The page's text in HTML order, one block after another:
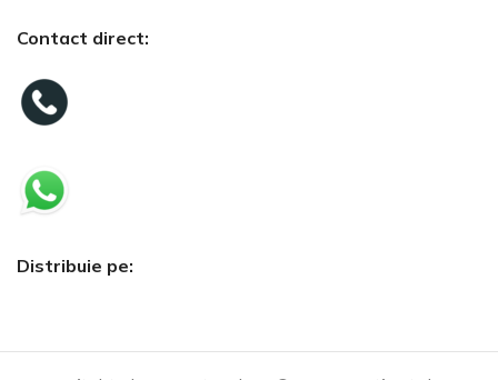
Contact direct:
Distribuie pe: